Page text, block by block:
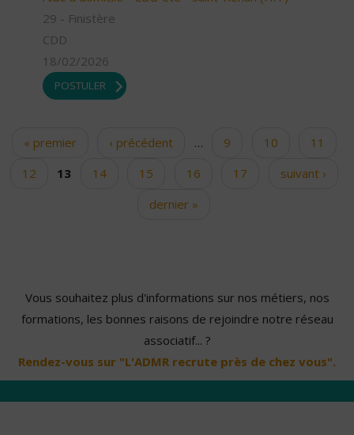
29 - Finistère
CDD
18/02/2026
POSTULER
Pages
« premier ‹ précédent … 9 10
11
12
13 14 15 16 17
suivant ›
dernier »
Vous souhaitez plus d'informations sur nos métiers, nos
formations, les bonnes raisons de rejoindre notre réseau
associatif... ?
Rendez-vous sur "L'ADMR recrute près de chez vous".